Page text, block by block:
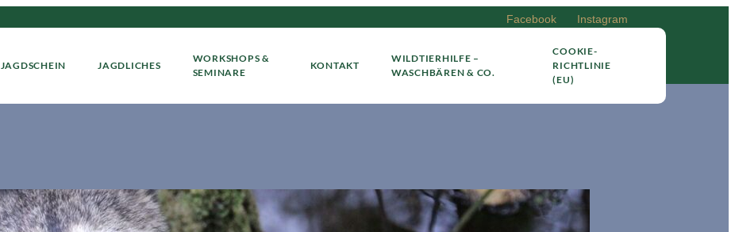
Facebook Instagram
JAGDSCHEIN JAGDLICHES
WORKSHOPS &
SEMINARE
KONTAKT
WILDTIERHILFE –
WASCHBÄREN & CO.
COOKIE-
RICHTLINIE
(EU)